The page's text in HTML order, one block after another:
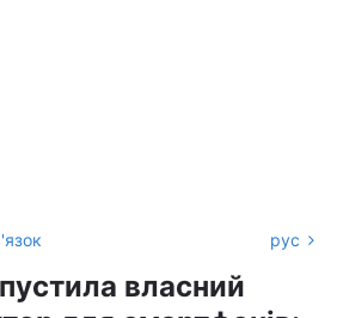
рус
власний